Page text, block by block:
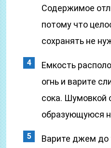
Содержимое
потому что
сохранять не
Емкость
огнь и варите
сока. Шумовкой
образующуюся
Варите джем до